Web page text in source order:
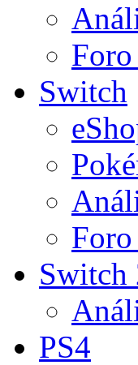
Foro
Switch
Switch
PS4